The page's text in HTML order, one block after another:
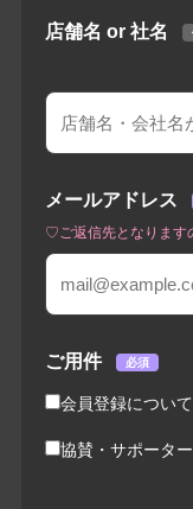
店舗名 or 社名
メールアドレス
♡ご返信先となります
ご用件 必須
会員登録について
協賛・サポータ